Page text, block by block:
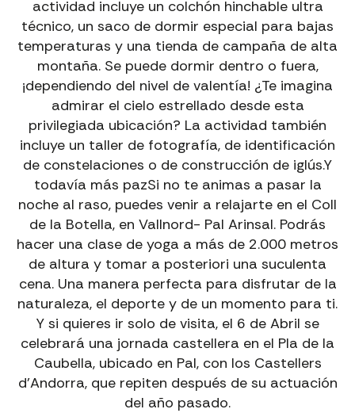
actividad incluye un colchón hinchable ultra
técnico, un saco de dormir especial para bajas
temperaturas y una tienda de campaña de alta
montaña. Se puede dormir dentro o fuera,
¡dependiendo del nivel de valentía! ¿Te imagina
admirar el cielo estrellado desde esta
privilegiada ubicación? La actividad también
incluye un taller de fotografía, de identificación
de constelaciones o de construcción de iglús.Y
todavía más pazSi no te animas a pasar la
noche al raso, puedes venir a relajarte en el Coll
de la Botella, en Vallnord- Pal Arinsal. Podrás
hacer una clase de yoga a más de 2.000 metros
de altura y tomar a posteriori una suculenta
cena. Una manera perfecta para disfrutar de la
naturaleza, el deporte y de un momento para ti.
Y si quieres ir solo de visita, el 6 de Abril se
celebrará una jornada castellera en el Pla de la
Caubella, ubicado en Pal, con los Castellers
d’Andorra, que repiten después de su actuación
del año pasado.